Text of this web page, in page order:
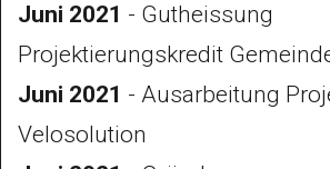
Juni 2021 - Gutheissung
Projektierungskredit
Juni 2021 - Ausarbeitung
Velosolution